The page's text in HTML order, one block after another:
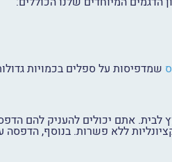
שמדפיסות על ספלים בכמויות
אתם יכולים להעניק להם
ללא פשרות. בנוסף, הדפסה